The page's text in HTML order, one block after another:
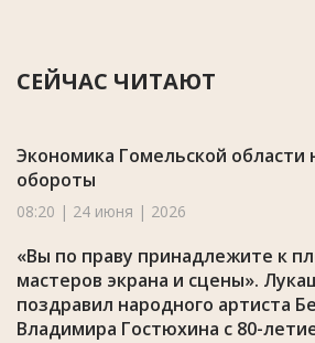
СЕЙЧАС ЧИТАЮТ
Экономика Гомельской области
обороты
08:20 | 24 июня | 2026
«Вы по праву принадлежите к
мастеров экрана и сцены».
поздравил народного артиста
Владимира Гостюхина с 80-